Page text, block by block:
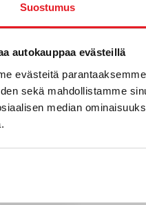
Suostumus
autokauppaa evästeillä
evästeitä
sekä mahdollistamme
median